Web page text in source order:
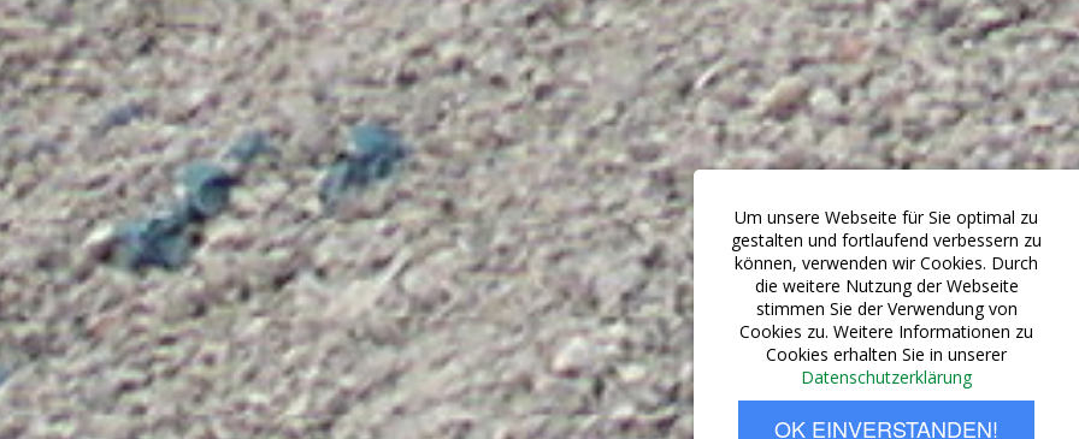
Um unsere Webseite für Sie optimal zu
gestalten und fortlaufend verbessern zu
können, verwenden wir Cookies. Durch
die weitere Nutzung der Webseite
stimmen Sie der Verwendung von
Cookies zu. Weitere Informationen zu
Cookies erhalten Sie in unserer
Datenschutzerklärung
OK EINVERSTANDEN!